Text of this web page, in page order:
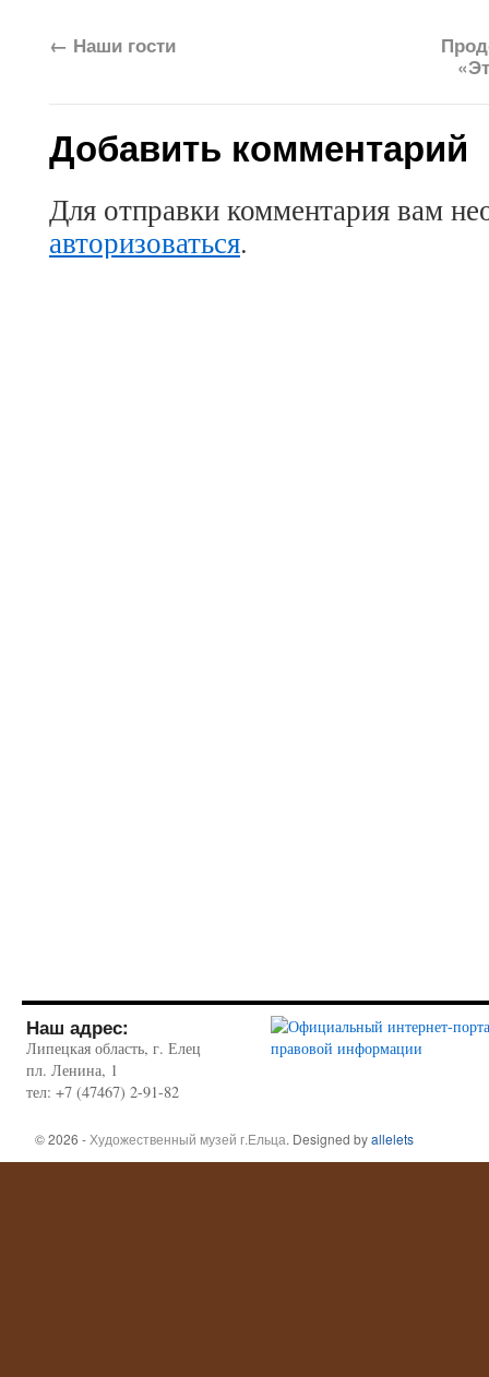
← Наши гости
Добавить комментарий
Для отправки комментария вам
авторизоваться.
Наш адрес:
Липецкая область, г. Елец
пл. Ленина, 1
тел: +7 (47467) 2-91-82
© 2026 - Художественный музей г.Ельца. Designed byallelets